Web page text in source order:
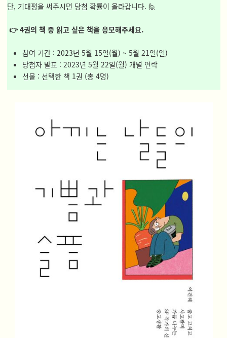
단, 기대평을 써주시면 당첨 확률이 올라갑니다. 🙋
👉 4권의 책 중 읽고 싶은 책을 응모해주세요.
참여 기간 : 2023년 5월 15일(월) ~ 5월 21일(일)
당첨자 발표 : 2023년 5월 22일(월) 개별 연락
선물 : 선택한 책 1권 (총 4명)